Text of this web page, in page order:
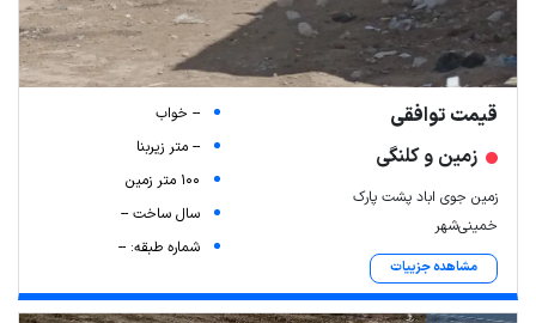
قیمت توافقی
زمین و کلنگی
زمین جوی اباد پشت پارک
خمینی‌شهر
مشاهده جزییات
-- خواب
-- متر زیربنا
100 متر زمین
سال ساخت --
شماره طبقه: --